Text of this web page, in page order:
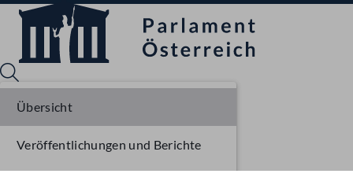
Übersicht
Veröffentlichungen und Berichte